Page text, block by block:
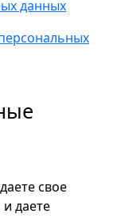
данных
свое
даете